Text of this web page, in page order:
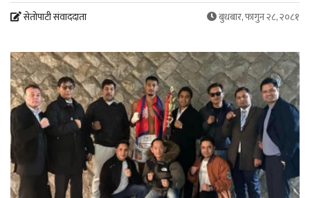
सेतोपाटी संवाददाता बुधबार, फागुन २८, २०८१